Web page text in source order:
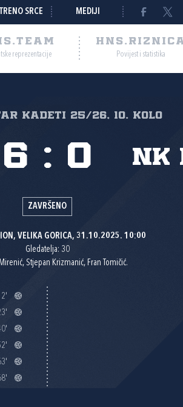
SRCE MEDIJI
reprezentacije Povijest i statistika
KADETI 25/26, 10. kolo
NK
6 : 0
ZAVRŠENO
VELIKA GORICA, 31.10.2025. 10:00
Gledatelja: 30
Stjepan Krizmanić, Fran Tomičić.
2'